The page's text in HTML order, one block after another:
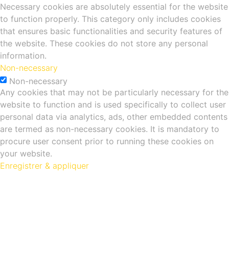
Necessary cookies are absolutely essential for the website
to function properly. This category only includes cookies
that ensures basic functionalities and security features of
the website. These cookies do not store any personal
information.
Non-necessary
Non-necessary
Any cookies that may not be particularly necessary for the
website to function and is used specifically to collect user
personal data via analytics, ads, other embedded contents
are termed as non-necessary cookies. It is mandatory to
procure user consent prior to running these cookies on
your website.
Enregistrer & appliquer